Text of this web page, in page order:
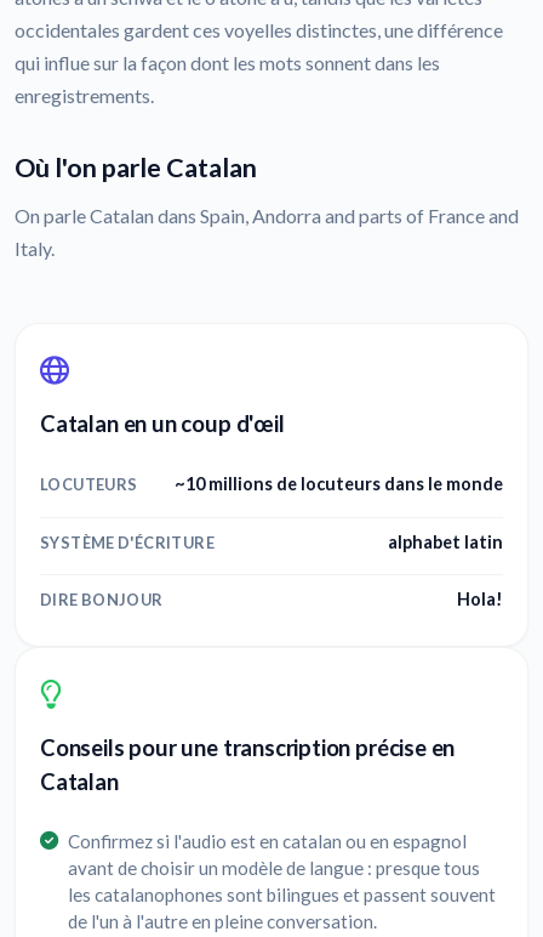
occidentales gardent ces voyelles distinctes, une différence
qui influe sur la façon dont les mots sonnent dans les
enregistrements.
Où l'on parle Catalan
On parle Catalan dans Spain, Andorra and parts of France and
Italy.
Catalan en un coup d'œil
LOCUTEURS ~10 millions de locuteurs dans le monde
SYSTÈME D'ÉCRITURE alphabet latin
DIRE BONJOUR Hola!
Conseils pour une transcription précise en
Catalan
Confirmez si l'audio est en catalan ou en espagnol
avant de choisir un modèle de langue : presque tous
les catalanophones sont bilingues et passent souvent
de l'un à l'autre en pleine conversation.